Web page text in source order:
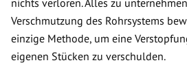
nichts verloren. Alles zu
Verschmutzung des Rohrsystems
einzige Methode, um eine
eigenen Stücken zu verschulden.